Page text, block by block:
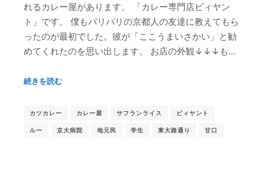
れるカレー屋があります。 「カレー専門店ビィヤン
ト」です。 僕もバリバリの京都人の友達に教えてもら
ったのが最初でした。彼が「ここうまいさかい」と勧
めてくれたのを思い出します。 お店の外観↓↓↓も…
続きを読む
カツカレー カレー屋 サフランライス ビィヤント
ルー 京大病院 地元民 学生 東大路通り 甘口